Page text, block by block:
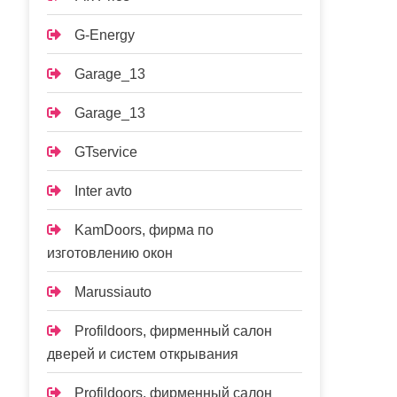
G-Energy
Garage_13
Garage_13
GTservice
Inter avto
KamDoors, фирма по
изготовлению окон
Marussiauto
Profildoors, фирменный салон
дверей и систем открывания
Profildoors, фирменный салон